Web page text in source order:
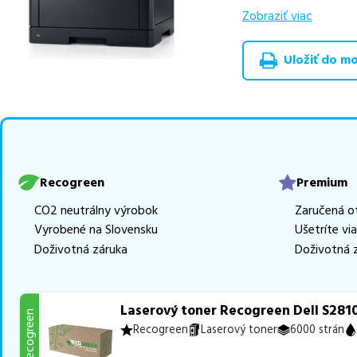
ekologicky
Celá táto
produktu nás
produkty, aby boli
môžete sa na nás
Zobraziť viac
Uložiť do
Recogreen
CO2 neutrálny výrobok
Vyrobené na Slovensku
Doživotná záruka
Premium
Zaručená
Ušetríte
Doživotná
Recogreen Laserový toner Recogreen Dell
Recogreen Laserový toner 6000 strán